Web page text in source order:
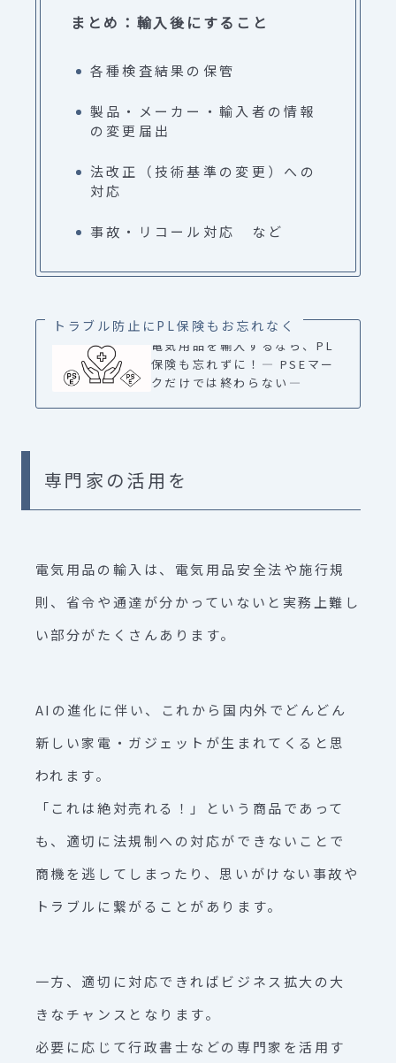
まとめ：輸入後にすること
各種検査結果の保管
製品・メーカー・輸入者の情報
の変更届出
法改正（技術基準の変更）への
対応
事故・リコール対応 など
トラブル防止にPL保険もお忘れなく
電気用品を輸入するなら、PL
保険も忘れずに！― PSEマー
クだけでは終わらない―
専門家の活用を
電気用品の輸入は、電気用品安全法や施行規
則、省令や通達が分かっていないと実務上難し
い部分がたくさんあります。
AIの進化に伴い、これから国内外でどんどん
新しい家電・ガジェットが生まれてくると思
われます。
「これは絶対売れる！」という商品であって
も、適切に法規制への対応ができないことで
商機を逃してしまったり、思いがけない事故や
トラブルに繋がることがあります。
一方、適切に対応できればビジネス拡大の大
きなチャンスとなります。
必要に応じて行政書士などの専門家を活用す